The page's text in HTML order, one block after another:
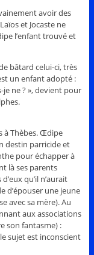
avoir des
et Jocaste ne
l’enfant trouvé et
bâtard celui-ci, très
un enfant adopté :
je ne ? », devient pour
à Thèbes. Œdipe
destin parricide et
pour échapper à
là ses parents
qu’il n’aurait
d’épouser une jeune
avec sa mère). Au
aux associations
son fantasme) :
sujet est inconscient